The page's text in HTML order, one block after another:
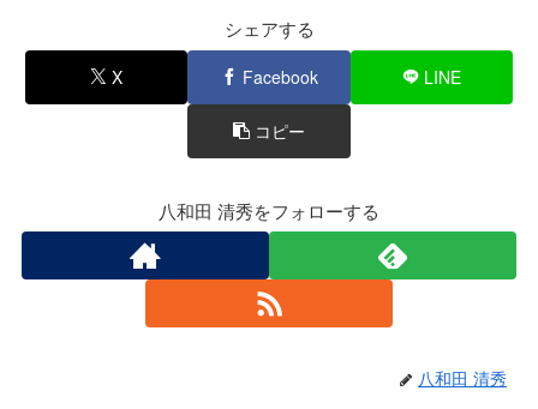
b
o
シェアする
X Facebook LINE
コピー
八和田 清秀をフォローする
八和田 清秀